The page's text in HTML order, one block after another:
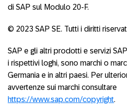
di SAP sul Modulo 20-F.
© 2023 SAP SE. Tutti i diritti
SAP e gli altri prodotti e servizi
i rispettivi loghi, sono marchi o
Germania e in altri paesi. Per
avvertenze sui marchi consultare
https://www.sap.com/copyright.